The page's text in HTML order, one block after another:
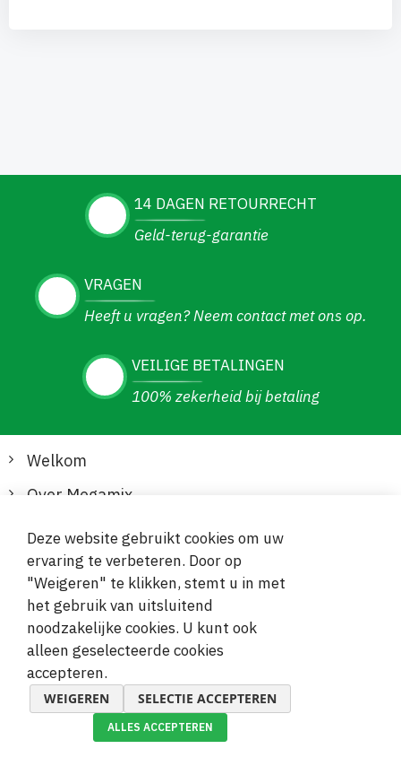
14 DAGEN RETOURRECHT
Geld-terug-garantie
VRAGEN
Heeft u vragen? Neem contact met ons op.
VEILIGE BETALINGEN
100% zekerheid bij betaling
Welkom
Over Megamix
Informatie
Klantenservice
Veilige en gemakkelijke betalingen
Deze website gebruikt cookies om uw
ervaring te verbeteren. Door op
"Weigeren" te klikken, stemt u in met
het gebruik van uitsluitend
noodzakelijke cookies. U kunt ook
alleen geselecteerde cookies
accepteren.
WEIGEREN SELECTIE ACCEPTEREN
ALLES ACCEPTEREN